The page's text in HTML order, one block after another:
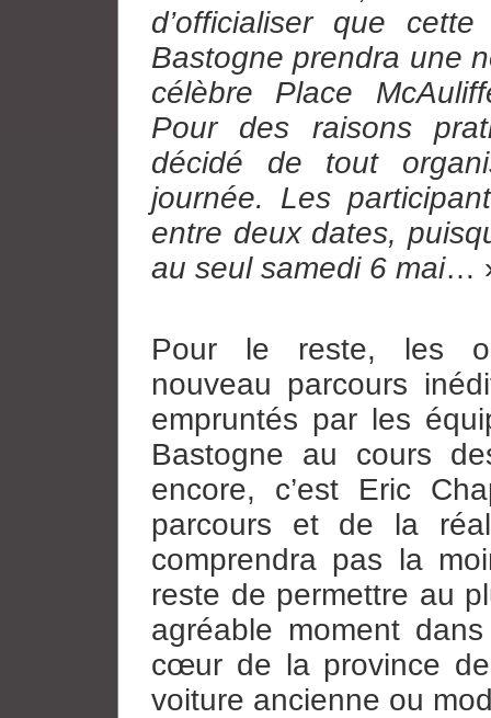
d’officialiser que
Bastogne prendra une
célèbre Place
Pour des raisons
décidé de tout
journée. Les
entre deux dates,
au seul samedi 6 mai…
Pour le reste, les
nouveau parcours
empruntés par les
Bastogne au cours
encore, c’est Eric
parcours et de la
comprendra pas la
reste de permettre au
agréable moment
cœur de la province de
voiture ancienne ou